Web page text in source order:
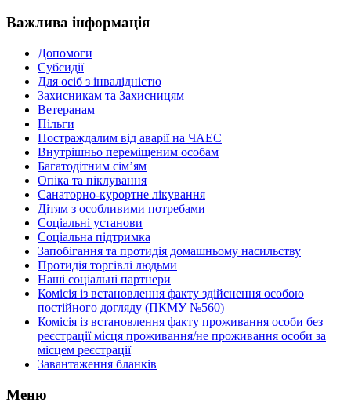
Важлива інформація
Допомоги
Субсидії
Для осіб з інвалідністю
Захисникам та Захисницям
Ветеранам
Пільги
Постраждалим від аварії на ЧАЕС
Внутрішньо переміщеним особам
Багатодітним сім’ям
Опіка та піклування
Санаторно-курортне лікування
Дітям з особливими потребами
Соціальні установи
Соціальна підтримка
Запобігання та протидія домашньому насильству
Протидія торгівлі людьми
Наші соціальні партнери
Комісія із встановлення факту здійснення особою
постійного догляду (ПКМУ №560)
Комісія із встановлення факту проживання особи без
реєстрації місця проживання/не проживання особи за
місцем реєстрації
Завантаження бланків
Меню